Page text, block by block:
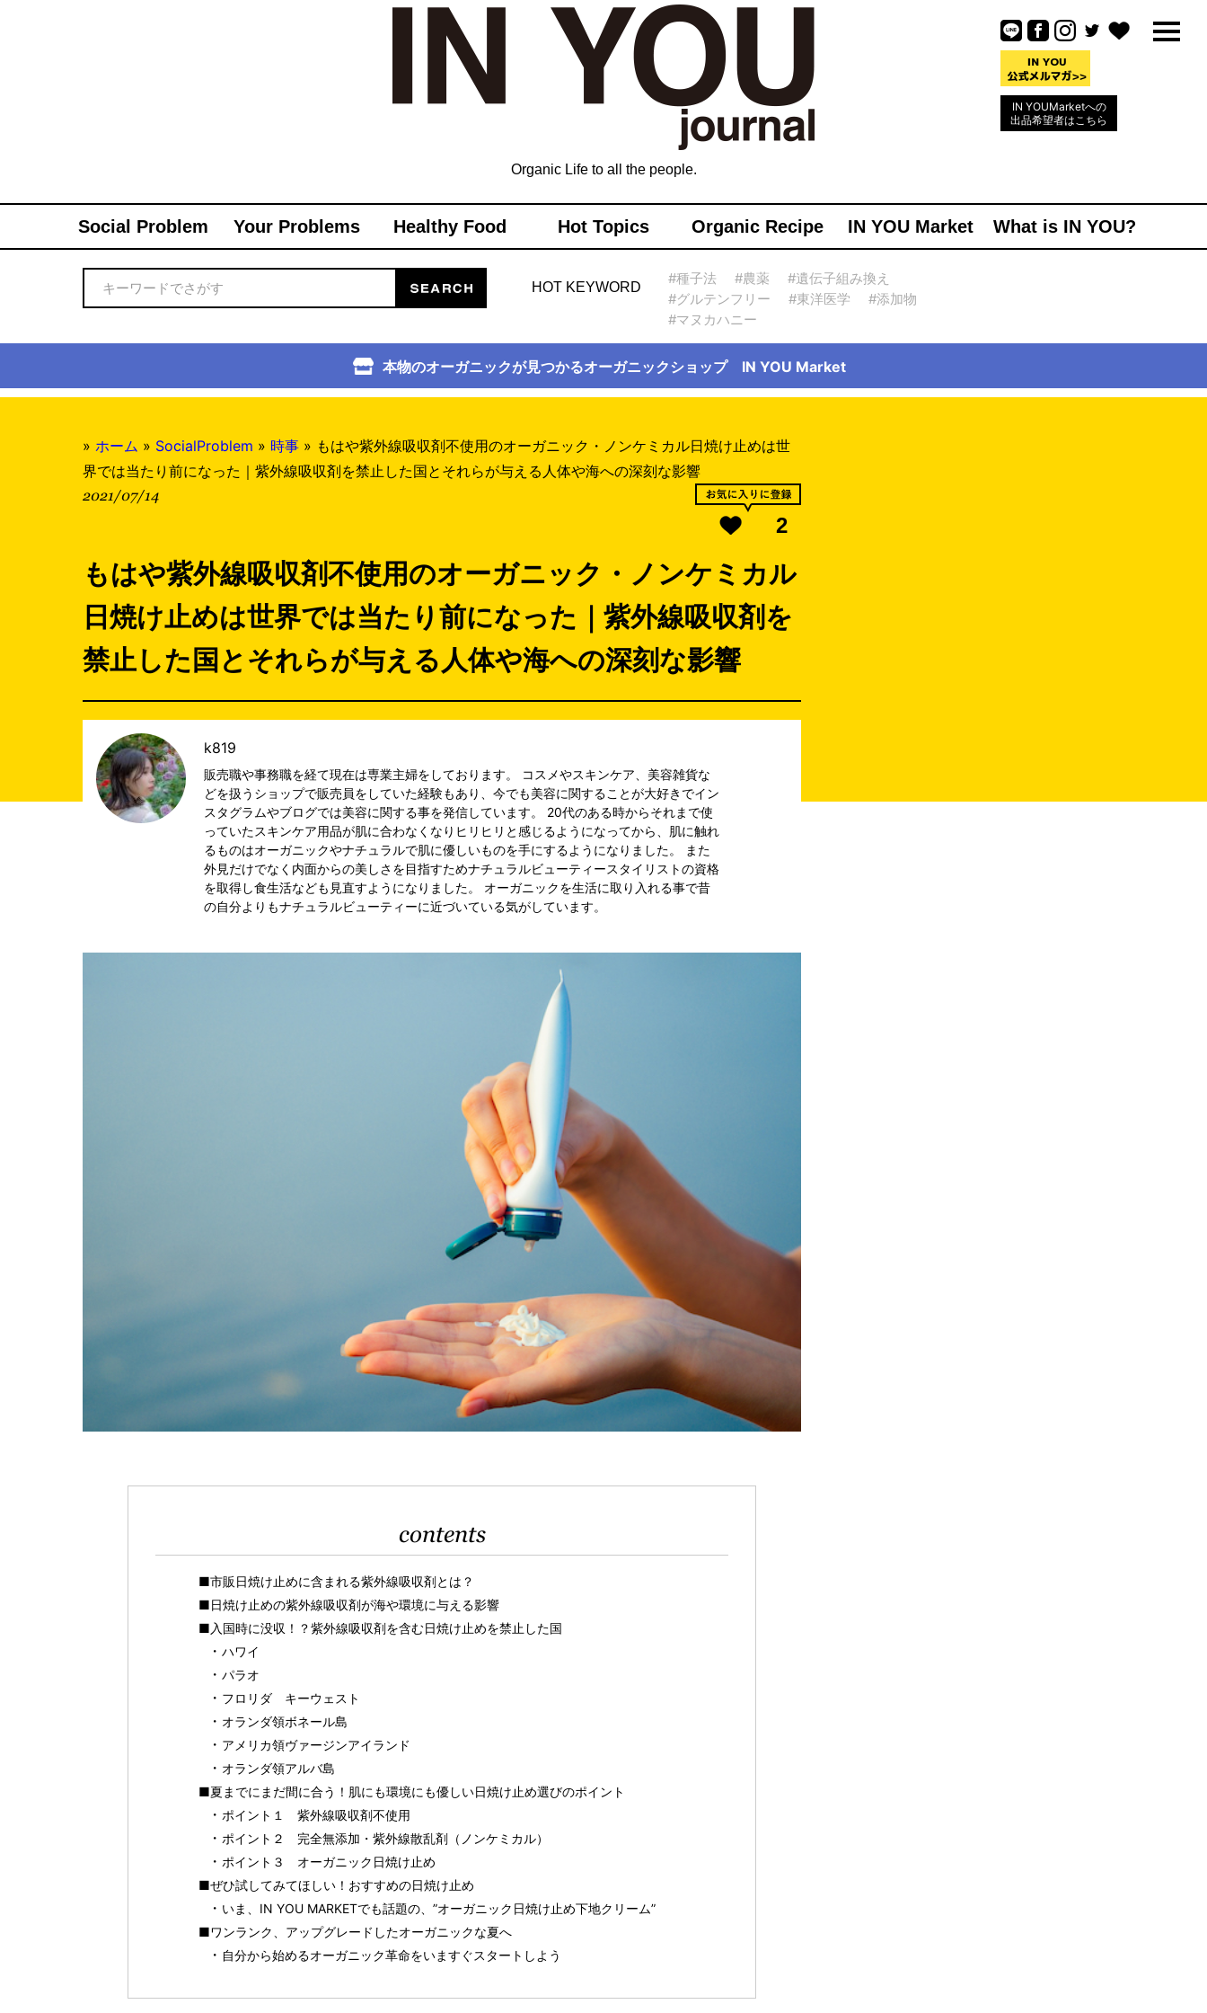
IN YOUMarketへの
出品希望者はこちら
Organic Life to all the people.
Social Problem Your Problems Healthy Food Hot Topics Organic Recipe IN YOU Market What is IN YOU?
HOT KEYWORD
#種子法 #農薬
#遺伝子組み換え
#グルテンフリー
#東洋医学
#添加物
#マヌカハニー
本物のオーガニックが見つかるオーガニックショップ IN YOU Market
» ホーム » SocialProblem » 時事 » もはや紫外線吸収剤不使用のオーガニック・ノンケミカル日焼け止めは世
界では当たり前になった｜紫外線吸収剤を禁止した国とそれらが与える人体や海への深刻な影響
2021/07/14
2
もはや紫外線吸収剤不使用のオーガニック・ノンケミカル
日焼け止めは世界では当たり前になった｜紫外線吸収剤を
禁止した国とそれらが与える人体や海への深刻な影響
k819
販売職や事務職を経て現在は専業主婦をしております。 コスメやスキンケア、美容雑貨な
どを扱うショップで販売員をしていた経験もあり、今でも美容に関することが大好きでイン
スタグラムやブログでは美容に関する事を発信しています。 20代のある時からそれまで使
っていたスキンケア用品が肌に合わなくなりヒリヒリと感じるようになってから、肌に触れ
るものはオーガニックやナチュラルで肌に優しいものを手にするようになりました。 また
外見だけでなく内面からの美しさを目指すためナチュラルビューティースタイリストの資格
を取得し食生活なども見直すようになりました。 オーガニックを生活に取り入れる事で昔
の自分よりもナチュラルビューティーに近づいている気がしています。
contents
■市販日焼け止めに含まれる紫外線吸収剤とは？
■日焼け止めの紫外線吸収剤が海や環境に与える影響
■入国時に没収！？紫外線吸収剤を含む日焼け止めを禁止した国
ハワイ
パラオ
フロリダ キーウェスト
オランダ領ボネール島
アメリカ領ヴァージンアイランド
オランダ領アルバ島
■夏までにまだ間に合う！肌にも環境にも優しい日焼け止め選びのポイント
ポイント１ 紫外線吸収剤不使用
ポイント２ 完全無添加・紫外線散乱剤（ノンケミカル）
ポイント３ オーガニック日焼け止め
■ぜひ試してみてほしい！おすすめの日焼け止め
いま、IN YOU MARKETでも話題の、”オーガニック日焼け止め下地クリーム”
■ワンランク、アップグレードしたオーガニックな夏へ
自分から始めるオーガニック革命をいますぐスタートしよう